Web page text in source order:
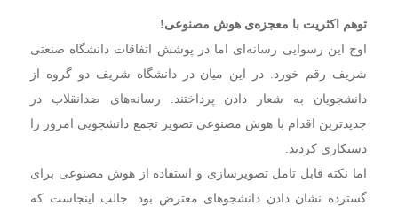
توهم اکثریت با معجزه‌ی هوش مصنوعی!
اوج این رسوایی رسانه‌ای اما در پوشش اتفاقات دانشگاه صنعتی
شریف رقم خورد. در این میان در دانشگاه شریف دو گروه از
دانشجویان به شعار دادن پرداختند. رسانه‌های ضدانقلاب در
جدیدترین اقدام با هوش مصنوعی تصویر تجمع دانشجویی امروز را
دستکاری کردند.
اما نکته قابل تامل تصویرسازی و استفاده از هوش مصنوعی برای
گسترده نشان دادن دانشجوهای معترض بود. جالب اینجاست که